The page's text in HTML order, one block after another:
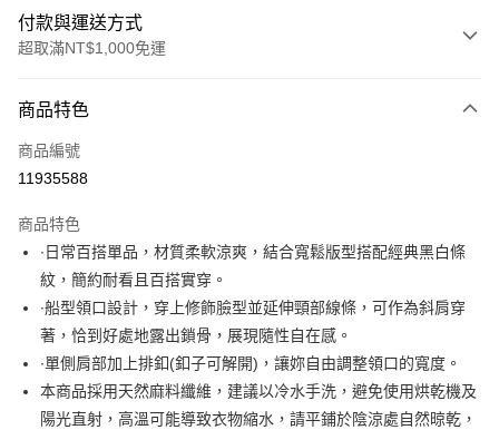
付款與運送方式
超取滿NT$1,000免運
信用卡一次付款
超商取貨付款
Apple Pay
悠遊付
大哥付你分期
相關說明
【大哥付你分期使用說明】
1.本服務由台灣大哥大提供，台灣大哥大用戶可立即使用無須另外申請。
2.付款方式選擇「大哥付你分期」，訂單成立後會自動跳轉到大哥付的交易
ATM付款
商品特色
商品編號
11935588
商品特色
∙日常百搭單品，材質柔軟涼爽，結合寬鬆版型搭配經典黑白條
紋，簡約耐看且百搭實穿。
∙船型領口設計，穿上修飾臉型並延伸頸部線條，可作為斜肩穿
著，恰到好處地露出鎖骨，展現隨性自在感。
∙單側肩部加上排釦(釦子可解開)，讓妳自由調整領口的寬度。
本商品採用天然麻料纖維，建議以冷水手洗，避免使用烘乾機及
陽光直射，高溫可能導致衣物縮水，請平鋪於陰涼處自然晾乾，